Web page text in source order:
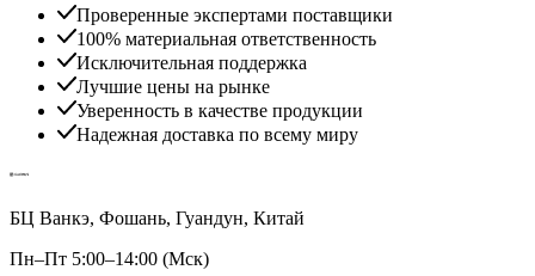
Проверенные экспертами поставщики
100% материальная ответственность
Исключительная поддержка
Лучшие цены на рынке
Уверенность в качестве продукции
Надежная доставка по всему миру
БЦ Ванкэ, Фошань, Гуандун, Китай
Пн–Пт 5:00–14:00 (Мск)